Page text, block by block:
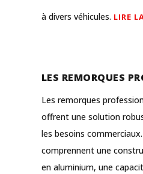
à divers véhicules. LIRE
LES REMORQUES
Les remorques
offrent une solution
les besoins
comprennent une
en aluminium, une